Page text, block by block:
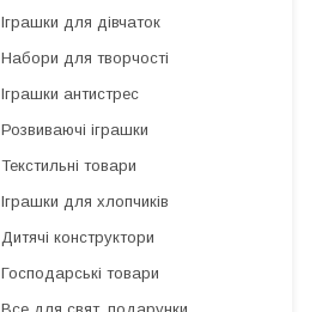
Іграшки для дівчаток
Набори для творчості
Іграшки антистрес
Розвиваючі іграшки
Текстильні товари
Іграшки для хлопчиків
Дитячі конструктори
Господарські товари